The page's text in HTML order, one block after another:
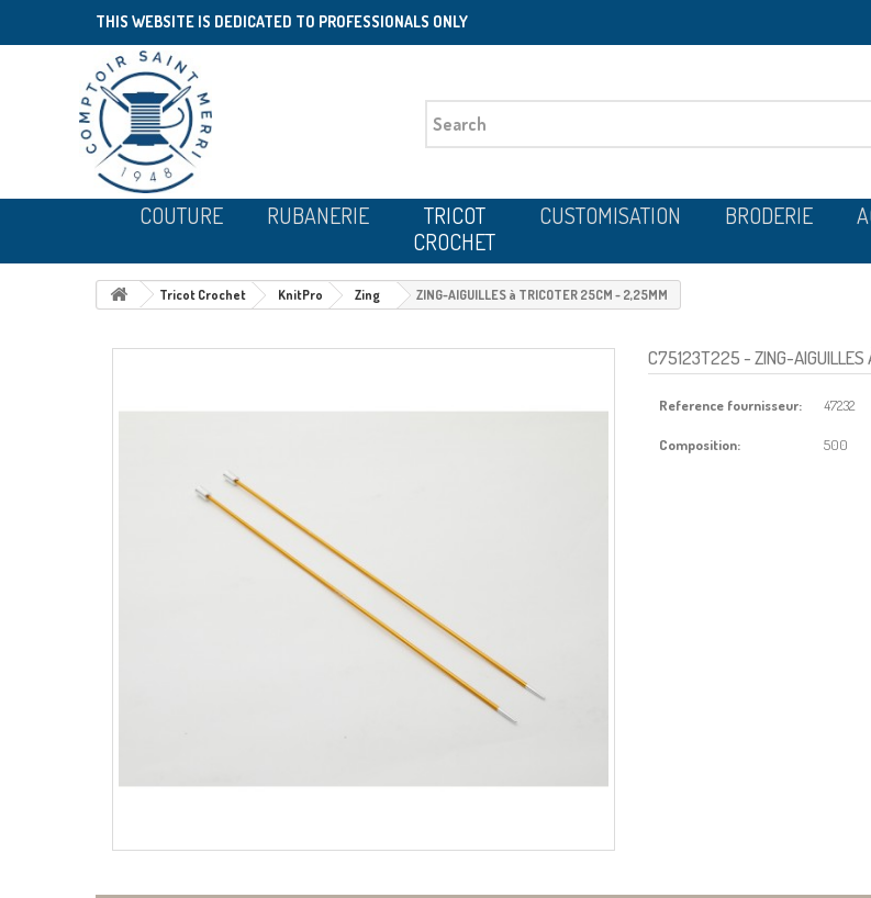
THIS WEBSITE IS DEDICATED TO PROFESSIONALS ONLY
COUTURE RUBANERIE
TRICOT
CROCHET
CUSTOMISATION BRODERIE
Tricot Crochet KnitPro Zing ZING-AIGUILLES à TRICOTER 25CM - 2,25MM
C75123T225- ZING-
Reference fournisseur: 47232
Composition: 500